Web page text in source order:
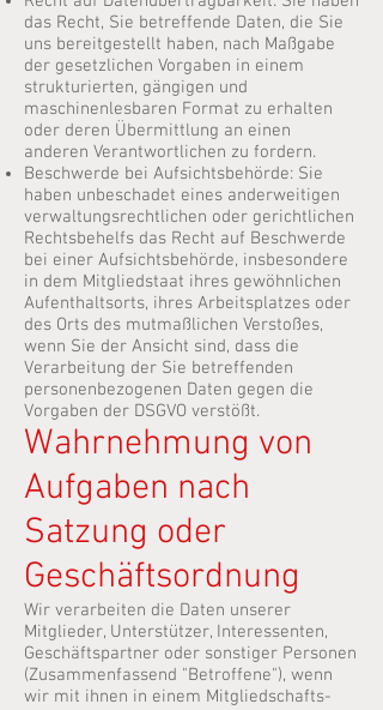
das Recht, Sie betreffende Daten, die Sie
uns bereitgestellt haben, nach Maßgabe
der gesetzlichen Vorgaben in einem
strukturierten, gängigen und
maschinenlesbaren Format zu erhalten
oder deren Übermittlung an einen
anderen Verantwortlichen zu fordern.
Beschwerde bei Aufsichtsbehörde: Sie
haben unbeschadet eines anderweitigen
verwaltungsrechtlichen oder gerichtlichen
Rechtsbehelfs das Recht auf Beschwerde
bei einer Aufsichtsbehörde, insbesondere
in dem Mitgliedstaat ihres gewöhnlichen
Aufenthaltsorts, ihres Arbeitsplatzes oder
des Orts des mutmaßlichen Verstoßes,
wenn Sie der Ansicht sind, dass die
Verarbeitung der Sie betreffenden
personenbezogenen Daten gegen die
Vorgaben der DSGVO verstößt.
Wahrnehmung von
Aufgaben nach
Satzung oder
Geschäftsordnung
Wir verarbeiten die Daten unserer
Mitglieder, Unterstützer, Interessenten,
Geschäftspartner oder sonstiger Personen
(Zusammenfassend "Betroffene"), wenn
wir mit ihnen in einem Mitgliedschafts-